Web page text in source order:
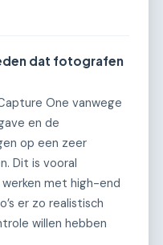
dat fotografen
One vanwege
en de
op een zeer
Dit is vooral
met high-end
er zo realistisch
willen hebben